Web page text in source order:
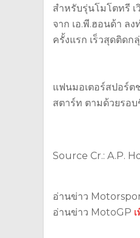
สำหรับรุ่นโมโตทรี
จาก เอ.พี.ฮอนด้า ล
ครั้งแรก เร็วสุดติดก
แฟนมอเตอร์สปอร์ต
สตาร์ท ตามด้วยรอบ
Source Cr.: A.P.
อ่านข่าว
อ่านข่าว MotoGP